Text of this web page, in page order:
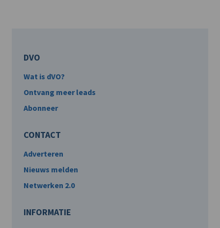
DVO
Wat is dVO?
Ontvang meer leads
Abonneer
CONTACT
Adverteren
Nieuws melden
Netwerken 2.0
INFORMATIE